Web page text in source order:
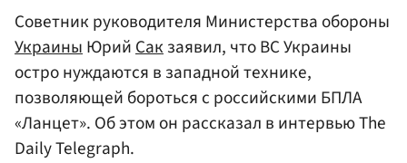
Советник руководителя Министерства обороны
УкраиныЮрийСакзаявил, что ВС Украины
остро нуждаются в западной технике,
позволяющей бороться с российскими БПЛА
«Ланцет». Об этом он рассказал в интервью The
Daily Telegraph.